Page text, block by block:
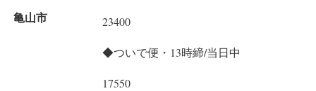
亀山市 23400
◆ついで便・13時締/当日中
17550